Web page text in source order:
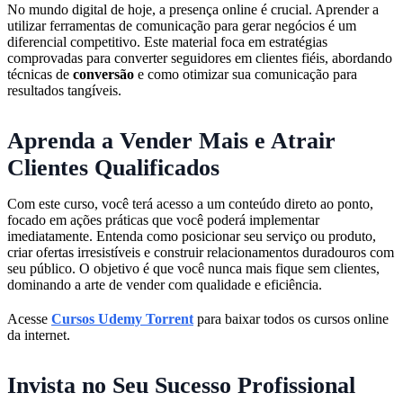
No mundo digital de hoje, a presença online é crucial. Aprender a
utilizar ferramentas de comunicação para gerar negócios é um
diferencial competitivo. Este material foca em estratégias
comprovadas para converter seguidores em clientes fiéis, abordando
técnicas de conversão e como otimizar sua comunicação para
resultados tangíveis.
Aprenda a Vender Mais e Atrair
Clientes Qualificados
Com este curso, você terá acesso a um conteúdo direto ao ponto,
focado em ações práticas que você poderá implementar
imediatamente. Entenda como posicionar seu serviço ou produto,
criar ofertas irresistíveis e construir relacionamentos duradouros com
seu público. O objetivo é que você nunca mais fique sem clientes,
dominando a arte de vender com qualidade e eficiência.
Acesse Cursos Udemy Torrent para baixar todos os cursos online
da internet.
Invista no Seu Sucesso Profissional